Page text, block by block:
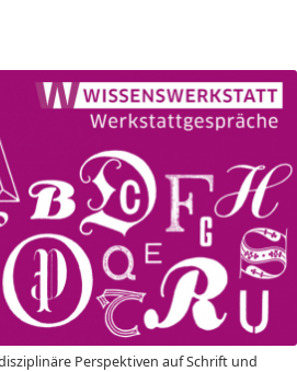
Perspektiven auf Schrift und